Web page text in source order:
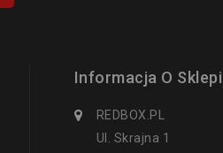
Informacja O
REDBOX.PL
Ul. Skrajna 1